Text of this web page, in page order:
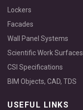
Lockers
Facades
Wall Panel Systems
Scientific Work Surfaces
CSI Specifications
BIM Objects, CAD, TDS
USEFUL LINKS